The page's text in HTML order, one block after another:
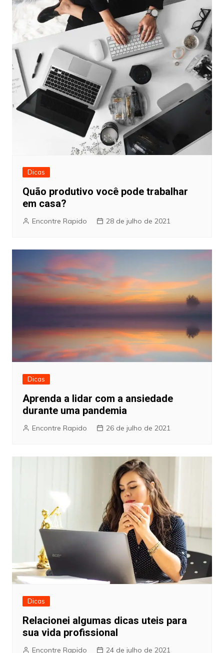
Dicas
Quão produtivo você pode trabalhar
em casa?
Encontre Rapido 28 de julho de 2021
Dicas
Aprenda a lidar com a ansiedade
durante uma pandemia
Encontre Rapido 26 de julho de 2021
Dicas
Relacionei algumas dicas uteis para
sua vida profissional
Encontre Rapido 24 de julho de 2021